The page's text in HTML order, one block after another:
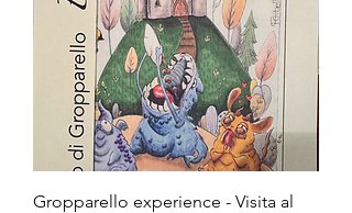
Gropparello experience - Visita al